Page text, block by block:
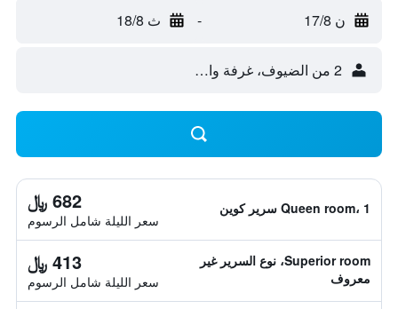
ن 17/8 - ث 18/8
2 من الضيوف، غرفة واحدة
Queen room، 1 سرير كوين 682 ﷼
سعر الليلة شامل الرسوم
Superior room، نوع السرير غير
معروف
413 ﷼
سعر الليلة شامل الرسوم